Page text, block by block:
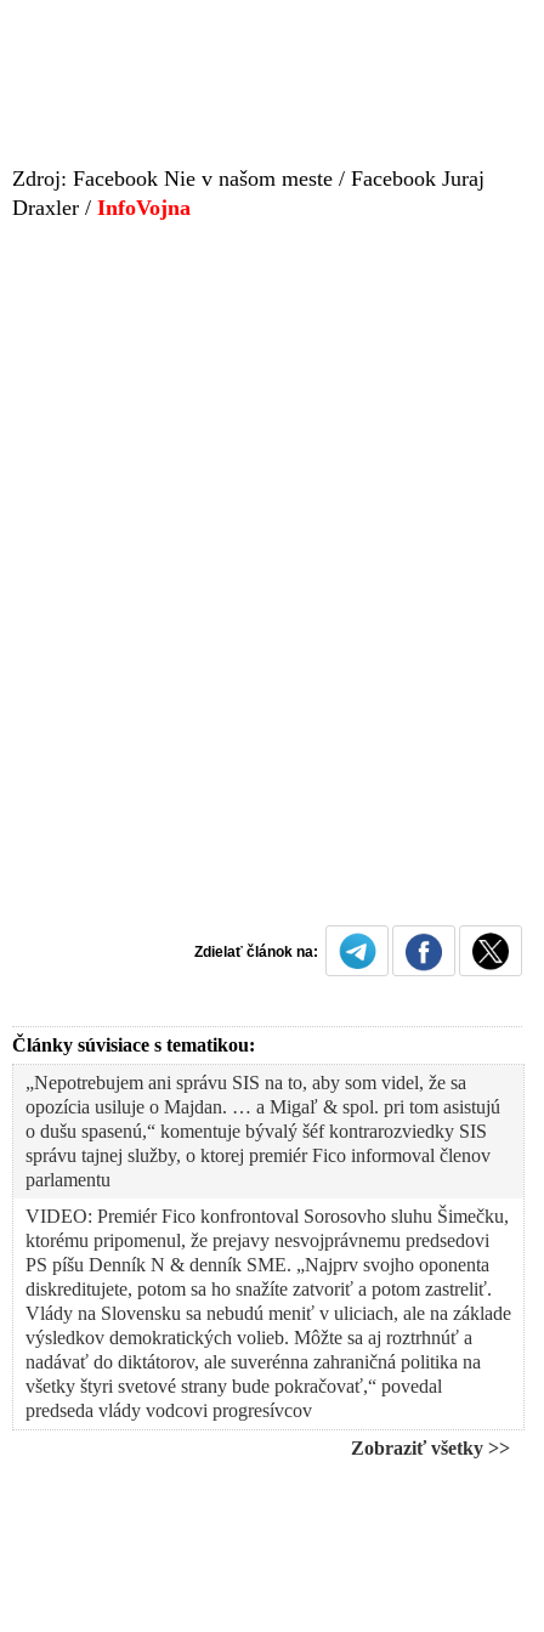
Zdroj: Facebook Nie v našom meste / Facebook Juraj
Draxler / InfoVojna
Zdielať článok na:
Články súvisiace s tematikou:
„Nepotrebujem ani správu SIS na to, aby som videl, že sa
opozícia usiluje o Majdan. … a Migaľ & spol. pri tom asistujú
o dušu spasenú,“ komentuje bývalý šéf kontrarozviedky SIS
správu tajnej služby, o ktorej premiér Fico informoval členov
parlamentu
VIDEO: Premiér Fico konfrontoval Sorosovho sluhu Šimečku,
ktorému pripomenul, že prejavy nesvojprávnemu predsedovi
PS píšu Denník N & denník SME. „Najprv svojho oponenta
diskreditujete, potom sa ho snažíte zatvoriť a potom zastreliť.
Vlády na Slovensku sa nebudú meniť v uliciach, ale na základe
výsledkov demokratických volieb. Môžte sa aj roztrhnúť a
nadávať do diktátorov, ale suverénna zahraničná politika na
všetky štyri svetové strany bude pokračovať,“ povedal
predseda vlády vodcovi progresívcov
VIDEO: „Opozícii doslova zmrzol úsmev na tvári, keď sa
Zobraziť všetky >>